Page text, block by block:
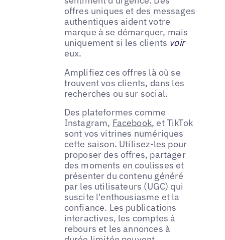
offres uniques et des messages
authentiques aident votre
marque à se démarquer, mais
uniquement si les clients voir
eux.
Amplifiez ces offres là où se
trouvent vos clients, dans les
recherches ou sur social.
Des plateformes comme
Instagram, Facebook, et TikTok
sont vos vitrines numériques
cette saison. Utilisez-les pour
proposer des offres, partager
des moments en coulisses et
présenter du contenu généré
par les utilisateurs (UGC) qui
suscite l'enthousiasme et la
confiance. Les publications
interactives, les comptes à
rebours et les annonces à